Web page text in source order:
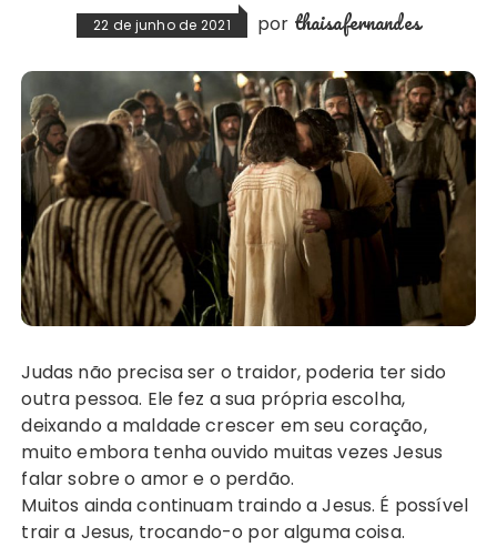
22 de junho de 2021 por thaisafernandes
Judas não precisa ser o traidor, poderia ter sido
outra pessoa. Ele fez a sua própria escolha,
deixando a maldade crescer em seu coração,
muito embora tenha ouvido muitas vezes Jesus
falar sobre o amor e o perdão.
Muitos ainda continuam traindo a Jesus. É possível
trair a Jesus, trocando-o por alguma coisa.